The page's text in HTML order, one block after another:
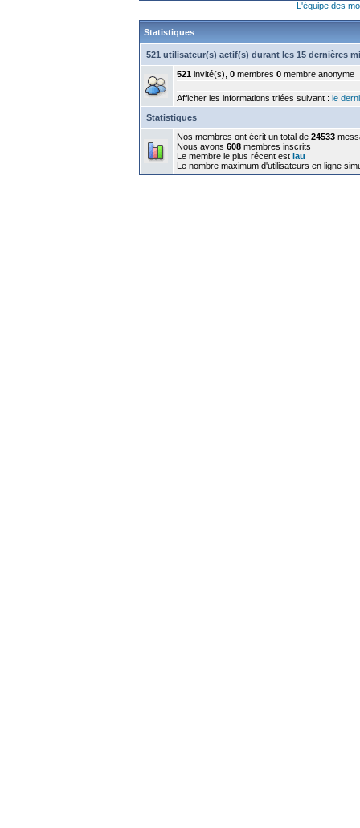
L'équipe des
Statistiques
521 utilisateur(s) actif(s) durant les 15 dernières
521 invité(s), 0 membres 0 membre anonyme
Afficher les informations triées suivant : le
Statistiques
Nos membres ont écrit un total de 24533
Nous avons 608 membres inscrits
Le membre le plus récent est lau
Le nombre maximum d'utilisateurs en ligne